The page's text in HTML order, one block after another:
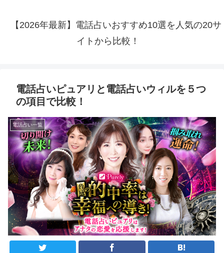
【2026年最新】電話占いおすすめ10選を人気の20サ
イトから比較！
電話占いピュアリと電話占いウィルを５つ
の項目で比較！
電話占い一覧